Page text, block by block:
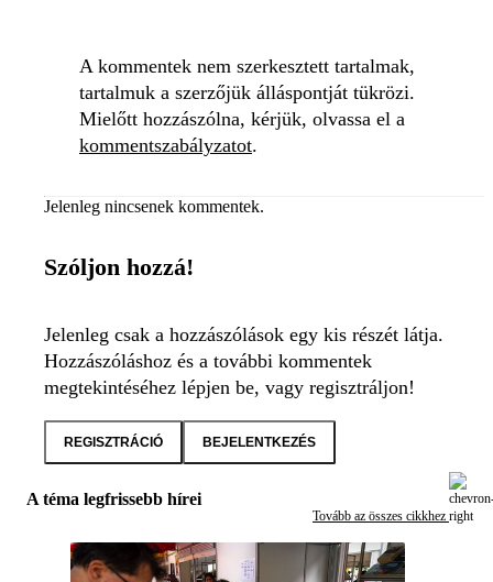
A kommentek nem szerkesztett tartalmak,
tartalmuk a szerzőjük álláspontját tükrözi.
Mielőtt hozzászólna, kérjük, olvassa el a
kommentszabályzatot.
Jelenleg nincsenek kommentek.
Szóljon hozzá!
Jelenleg csak a hozzászólások egy kis részét látja.
Hozzászóláshoz és a további kommentek
megtekintéséhez lépjen be, vagy regisztráljon!
REGISZTRÁCIÓ BEJELENTKEZÉS
A téma legfrissebb hírei
Tovább az összes cikkhez